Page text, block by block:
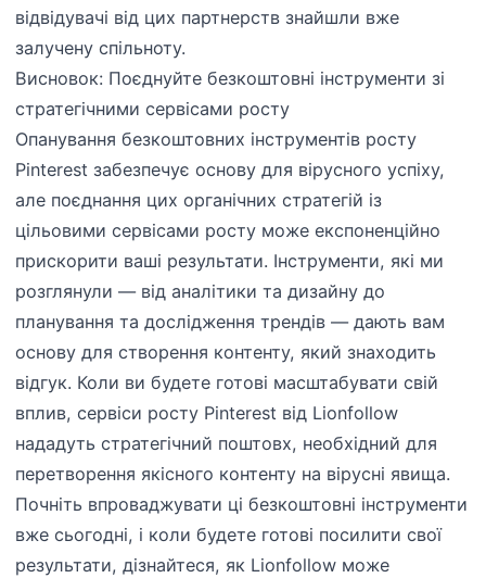
відвідувачі від цих партнерств знайшли вже
залучену спільноту.
Висновок: Поєднуйте безкоштовні інструменти зі
стратегічними сервісами росту
Опанування безкоштовних інструментів росту
Pinterest забезпечує основу для вірусного успіху,
але поєднання цих органічних стратегій із
цільовими сервісами росту може експоненційно
прискорити ваші результати. Інструменти, які ми
розглянули — від аналітики та дизайну до
планування та дослідження трендів — дають вам
основу для створення контенту, який знаходить
відгук. Коли ви будете готові масштабувати свій
вплив, сервіси росту Pinterest від Lionfollow
нададуть стратегічний поштовх, необхідний для
перетворення якісного контенту на вірусні явища.
Почніть впроваджувати ці безкоштовні інструменти
вже сьогодні, і коли будете готові посилити свої
результати, дізнайтеся, як Lionfollow може